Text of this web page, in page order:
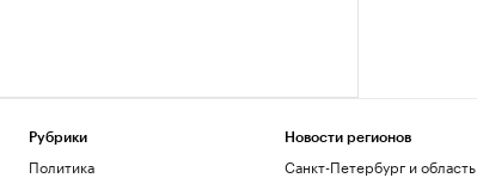
Рубрики
Политика
Новости регионов
Санкт-Петербург и область